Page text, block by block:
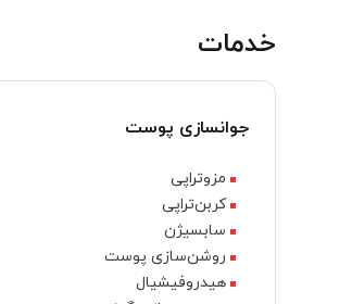
خدمات
جوانسازی پوست
مزوتراپی
کربن‌تراپی
سابسیژن
روشن‌سازی پوست
هیدروفیشیال